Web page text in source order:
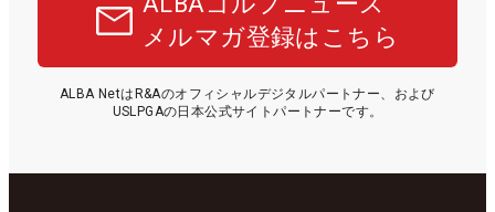
メルマガ登録はこちら
ALBA NetはR&Aのオフィシャルデジタルパートナー、および
USLPGAの日本公式サイトパートナーです。